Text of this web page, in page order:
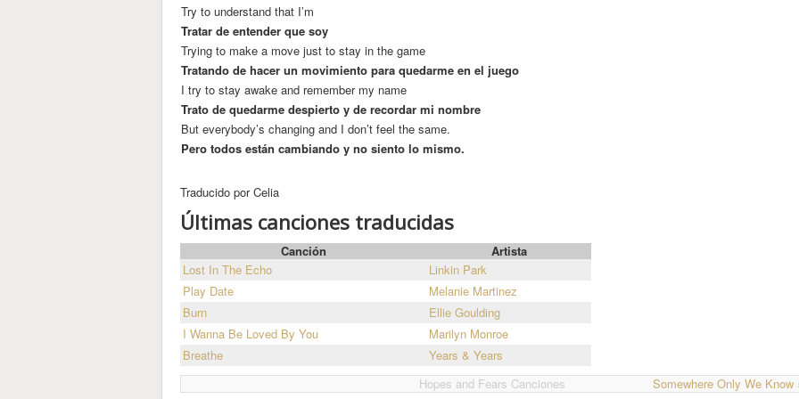
Try to understand that I’m
Tratar de entender que soy
Trying to make a move just to stay in the game
Tratando de hacer un movimiento para quedarme en el juego
I try to stay awake and remember my name
Trato de quedarme despierto y de recordar mi nombre
But everybody’s changing and I don’t feel the same.
Pero todos están cambiando y no siento lo mismo.
Traducido por Celia
Últimas canciones traducidas
Canción
Artista
Lost In The Echo
Linkin Park
Play Date
Melanie Martinez
Burn
Ellie Goulding
I Wanna Be Loved By You
Marilyn Monroe
Breathe
Years & Years
Hopes and Fears Canciones
Somewhere Only We Know